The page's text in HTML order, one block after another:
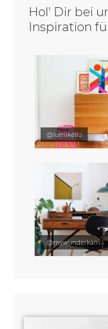
Hol' Dir bei
Inspiration
@lumikello
@mywunderkammer